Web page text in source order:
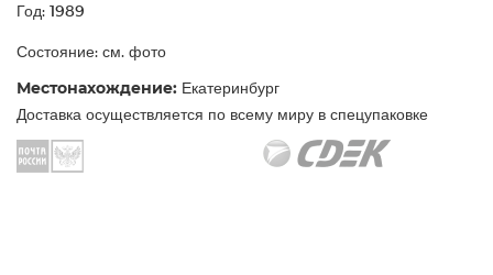
Год: 1989
Состояние: см. фото
Местонахождение: Екатеринбург
Доставка осуществляется по всему миру в спецупаковке